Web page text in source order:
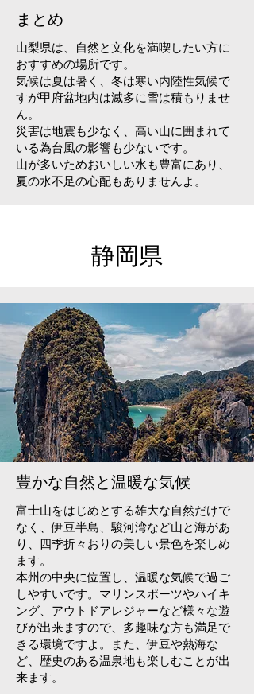
まとめ
山梨県は、自然と文化を満喫したい方に
おすすめの場所です。
気候は夏は暑く、冬は寒い内陸性気候で
すが甲府盆地内は滅多に雪は積もりませ
ん。
災害は地震も少なく、高い山に囲まれて
いる為台風の影響も少ないです。
山が多いためおいしい水も豊富にあり、
夏の水不足の心配もありませんよ。
静岡県
​豊かな自然と温暖な気候
富士山をはじめとする雄大な自然だけで
なく、伊豆半島、駿河湾など山と海があ
り、四季折々おりの美しい景色を楽しめ
ます。
本州の中央に位置し、温暖な気候で過ご
しやすいです。マリンスポーツやハイキ
ング、アウトドアレジャーなど様々な遊
びが出来ますので​、多趣味な方も満足で
きる環境ですよ。また、伊豆や熱海な
ど、歴史のある温泉地も楽しむことが出
来ます。